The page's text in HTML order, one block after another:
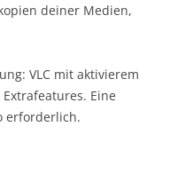
deiner Medien,
VLC mit aktivierem
Eine
erforderlich.